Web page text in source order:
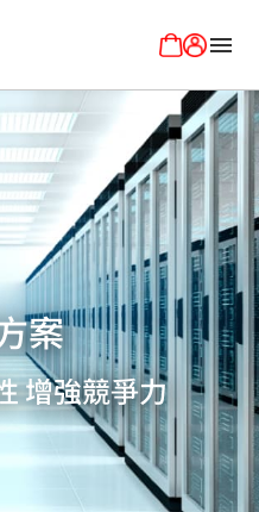
menu
案
增強競爭力